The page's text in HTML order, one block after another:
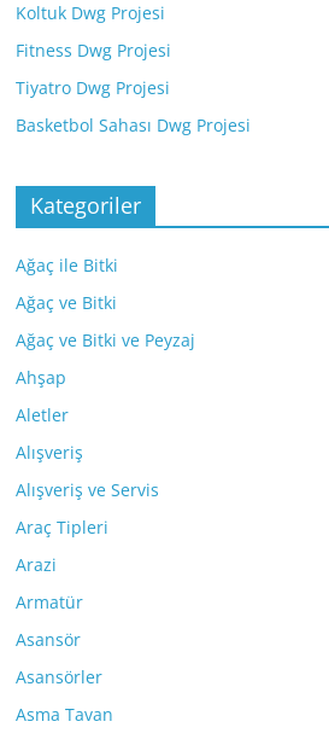
Koltuk Dwg Projesi
Fitness Dwg Projesi
Tiyatro Dwg Projesi
Basketbol Sahası Dwg Projesi
Kategoriler
Ağaç ile Bitki
Ağaç ve Bitki
Ağaç ve Bitki ve Peyzaj
Ahşap
Aletler
Alışveriş
Alışveriş ve Servis
Araç Tipleri
Arazi
Armatür
Asansör
Asansörler
Asma Tavan